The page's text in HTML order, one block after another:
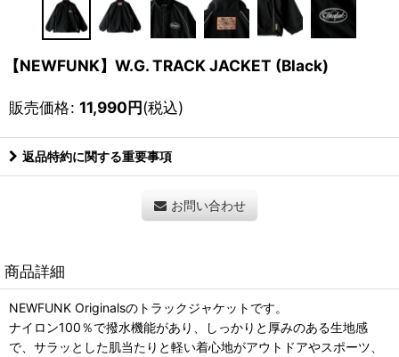
【NEWFUNK】W.G. TRACK JACKET (Black)
販売価格: 11,990円(税込)
返品特約に関する重要事項
お問い合わせ
商品詳細
NEWFUNK Originalsのトラックジャケットです。
ナイロン100％で撥水機能があり、しっかりと厚みのある生地感
で、サラッとした肌当たりと軽い着心地がアウトドアやスポーツ、